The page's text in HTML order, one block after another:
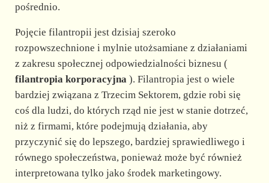
pośrednio.
Pojęcie filantropii jest dzisiaj szeroko
rozpowszechnione i mylnie utożsamiane z działaniami
z zakresu społecznej odpowiedzialności biznesu (
filantropia korporacyjna). Filantropia jest o wiele
bardziej związana z Trzecim Sektorem, gdzie robi się
coś dla ludzi, do których rząd nie jest w stanie dotrzeć,
niż z firmami, które podejmują działania, aby
przyczynić się do lepszego, bardziej sprawiedliwego i
równego społeczeństwa, ponieważ może być również
interpretowana tylko jako środek marketingowy.